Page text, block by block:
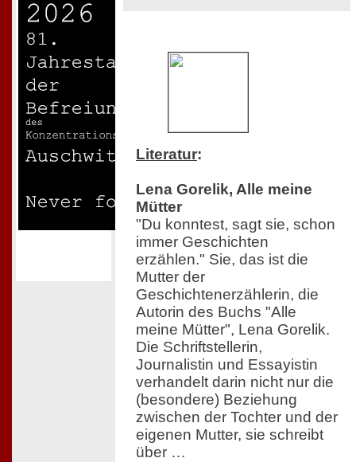
Literatur:
Lena Gorelik, Alle meine
Mütter
"Du konntest, sagt sie, schon
immer Geschichten
erzählen." Sie, das ist die
Mutter der
Geschichtenerzählerin, die
Autorin des Buchs "Alle
meine Mütter", Lena Gorelik.
Die Schriftstellerin,
Journalistin und Essayistin
verhandelt darin nicht nur die
(besondere) Beziehung
zwischen der Tochter und der
eigenen Mutter, sie schreibt
über …